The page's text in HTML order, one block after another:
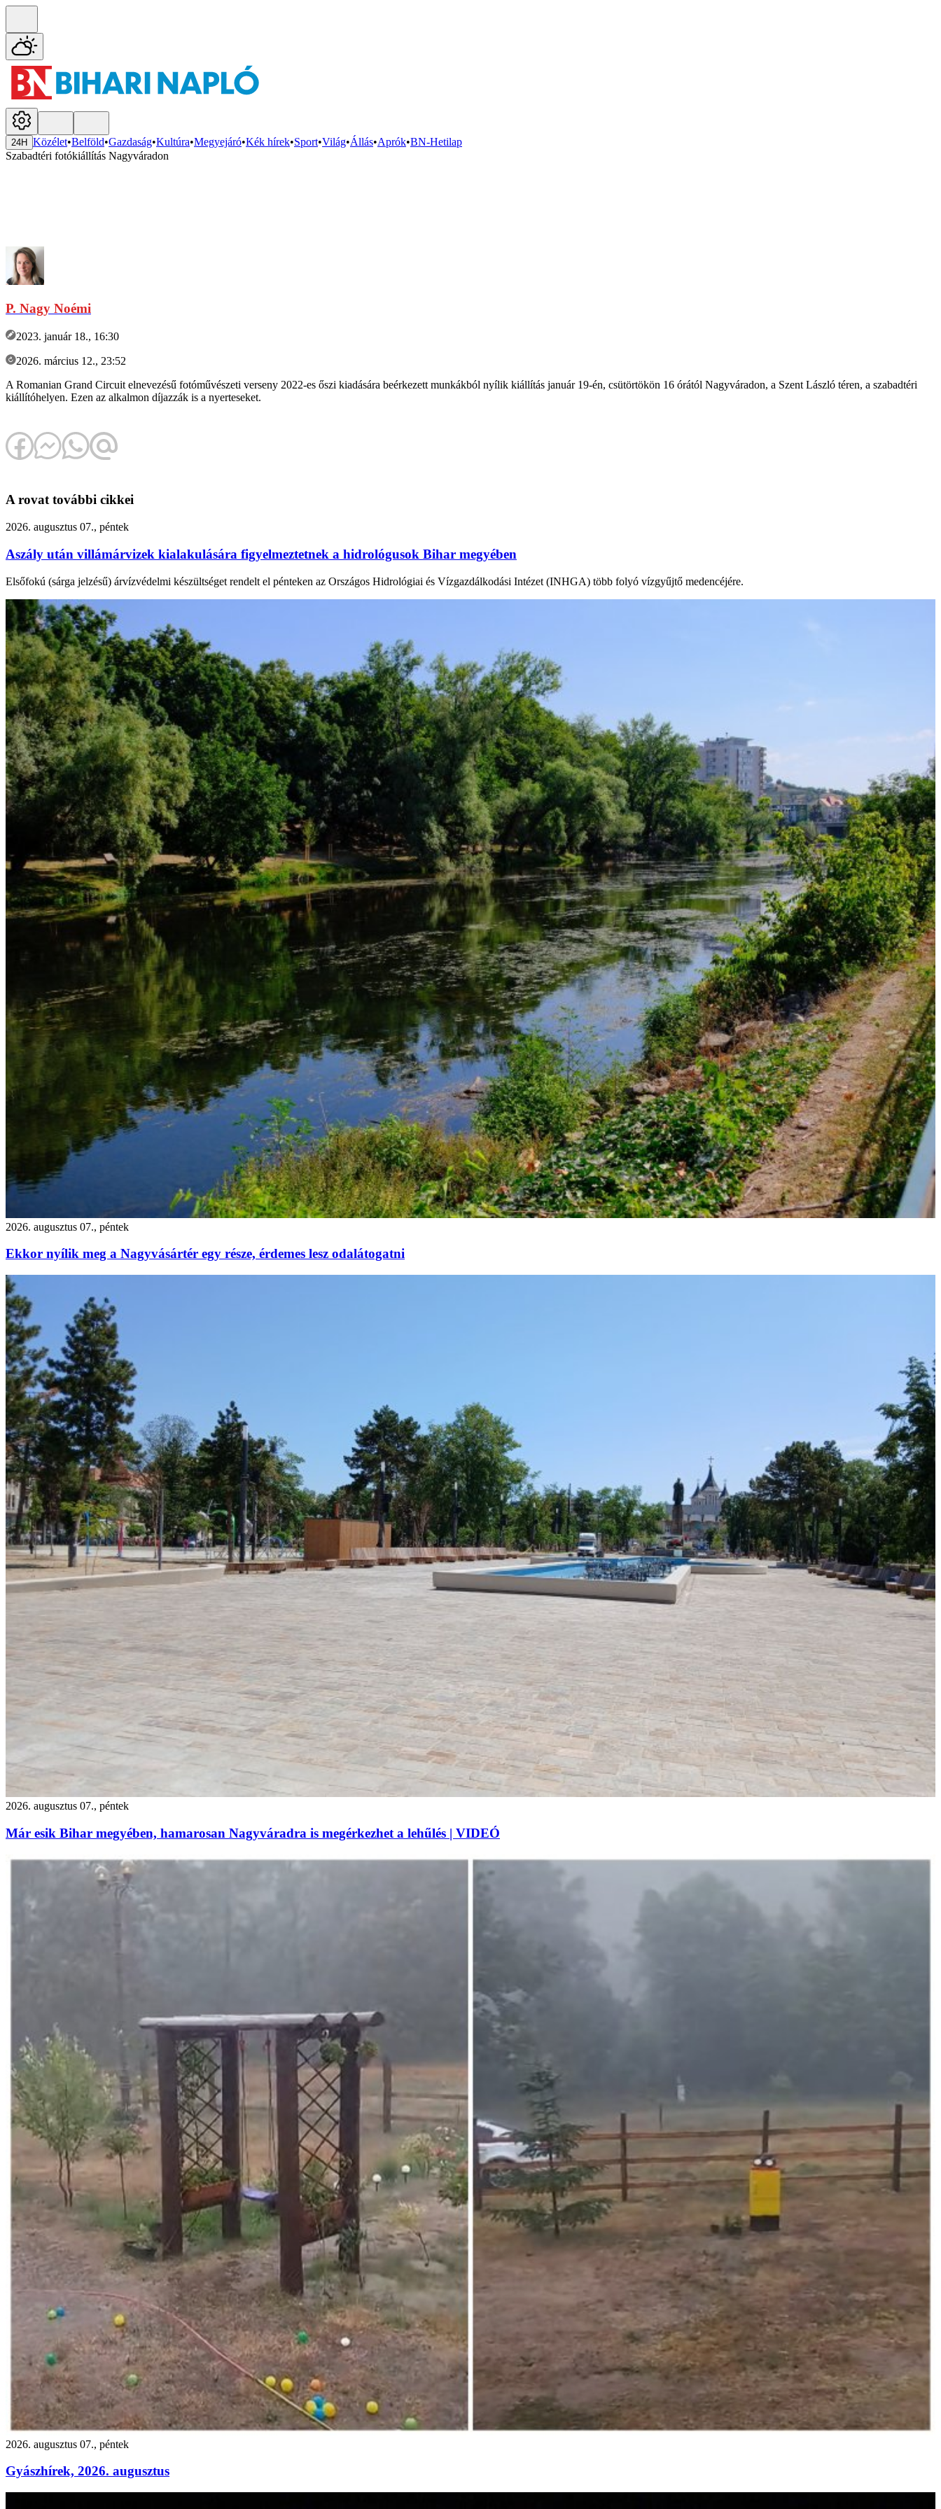
24H Közélet•Belföld•Gazdaság•Kultúra•Megyejáró•Kék hírek•Sport•Világ•Állás•Aprók•BN-Hetilap
Szabadtéri fotókiállítás Nagyváradon
P. Nagy Noémi
2023. január 18., 16:30
2026. március 12., 23:52
A Romanian Grand Circuit elnevezésű fotóművészeti verseny 2022-es őszi kiadására beérkezett munkákból nyílik kiállítás január 19-én, csütörtökön 16 órától Nagyváradon, a Szent László téren, a szabadtéri
kiállítóhelyen. Ezen az alkalmon díjazzák is a nyerteseket.
A rovat további cikkei
2026. augusztus 07., péntek
Aszály után villámárvizek kialakulására figyelmeztetnek a hidrológusok Bihar megyében
Elsőfokú (sárga jelzésű) árvízvédelmi készültséget rendelt el pénteken az Országos Hidrológiai és Vízgazdálkodási Intézet (INHGA) több folyó vízgyűjtő medencéjére.
2026. augusztus 07., péntek
Ekkor nyílik meg a Nagyvásártér egy része, érdemes lesz odalátogatni
2026. augusztus 07., péntek
Már esik Bihar megyében, hamarosan Nagyváradra is megérkezhet a lehűlés | VIDEÓ
2026. augusztus 07., péntek
Gyászhírek, 2026. augusztus